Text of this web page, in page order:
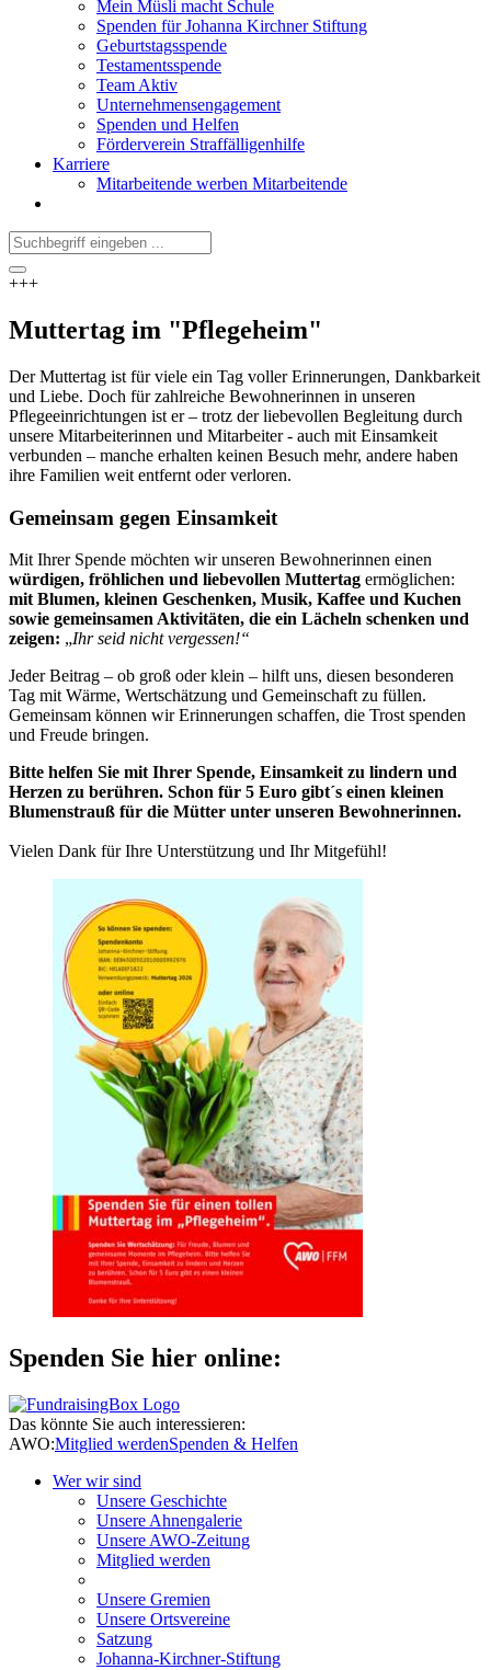
Mein Müsli macht Schule
Spenden für Johanna Kirchner Stiftung
Geburtstagsspende
Testamentsspende
Team Aktiv
Unternehmensengagement
Spenden und Helfen
Förderverein Straffälligenhilfe
Karriere
Mitarbeitende werben Mitarbeitende
+++
Muttertag im "Pflegeheim"
Der Muttertag ist für viele ein Tag voller Erinnerungen, Dankbarkeit
und Liebe. Doch für zahlreiche Bewohnerinnen in unseren
Pflegeeinrichtungen ist er – trotz der liebevollen Begleitung durch
unsere Mitarbeiterinnen und Mitarbeiter - auch mit Einsamkeit
verbunden – manche erhalten keinen Besuch mehr, andere haben
ihre Familien weit entfernt oder verloren.
Gemeinsam gegen Einsamkeit
Mit Ihrer Spende möchten wir unseren Bewohnerinnen einen
würdigen, fröhlichen und liebevollen Muttertag ermöglichen:
mit Blumen, kleinen Geschenken, Musik, Kaffee und Kuchen
sowie gemeinsamen Aktivitäten, die ein Lächeln schenken und
zeigen: „Ihr seid nicht vergessen!“
Jeder Beitrag – ob groß oder klein – hilft uns, diesen besonderen
Tag mit Wärme, Wertschätzung und Gemeinschaft zu füllen.
Gemeinsam können wir Erinnerungen schaffen, die Trost spenden
und Freude bringen.
Bitte helfen Sie mit Ihrer Spende, Einsamkeit zu lindern und
Herzen zu berühren. Schon für 5 Euro gibt´s einen kleinen
Blumenstrauß für die Mütter unter unseren Bewohnerinnen.
Vielen Dank für Ihre Unterstützung und Ihr Mitgefühl!
Spenden Sie hier online:
Das könnte Sie auch interessieren:
AWO:Mitglied werdenSpenden & Helfen
Wer wir sind
Unsere Geschichte
Unsere Ahnengalerie
Unsere AWO-Zeitung
Mitglied werden
Unsere Gremien
Unsere Ortsvereine
Satzung
Johanna-Kirchner-Stiftung